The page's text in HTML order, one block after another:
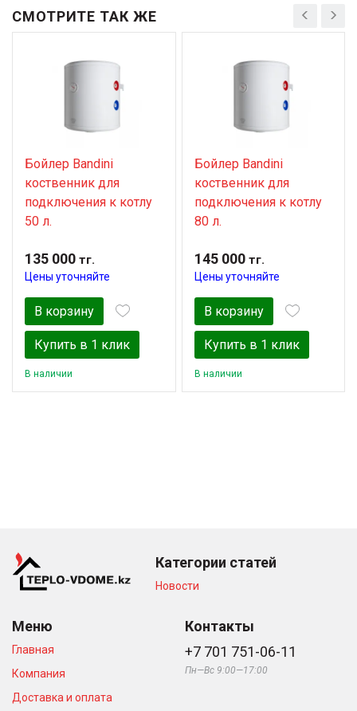
СМОТРИТЕ ТАК ЖЕ
Бойлер Bandini
коственник для
подключения к котлу
50 л.
135 000 тг.
Цены уточняйте
В корзину
Купить в 1 клик
В наличии
Бойлер Bandini
коственник для
подключения к котлу
80 л.
145 000тг.
Цены уточняйте
В корзину
Купить в 1 клик
В наличии
Категории статей
Новости
Меню
Главная
Компания
Доставка и оплата
Контакты
+7 701 751-06-11
Пн—Вс 9:00—17:00